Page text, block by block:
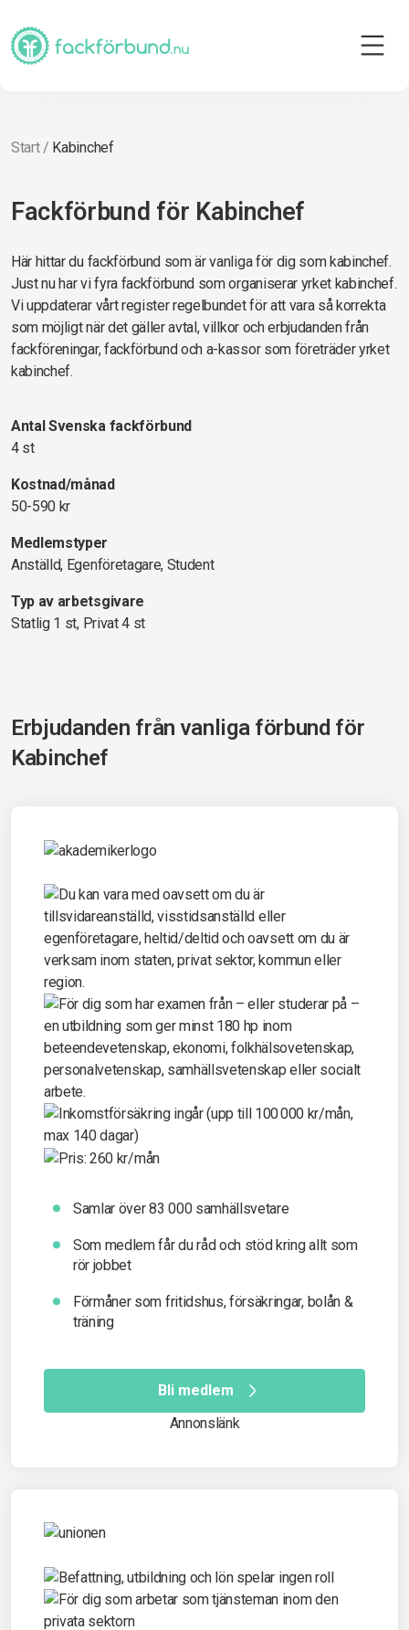
Start/ Kabinchef
Fackförbund för Kabinchef
Här hittar du fackförbund som är vanliga för dig som kabinchef.
Just nu har vi fyra fackförbund som organiserar yrket kabinchef.
Vi uppdaterar vårt register regelbundet för att vara så korrekta
som möjligt när det gäller avtal, villkor och erbjudanden från
fackföreningar, fackförbund och a-kassor som företräder yrket
kabinchef.
Antal Svenska fackförbund
4 st
Kostnad/månad
50-590 kr
Medlemstyper
Anställd, Egenföretagare, Student
Typ av arbetsgivare
Statlig 1 st, Privat 4 st
Erbjudanden från vanliga förbund för
Kabinchef
Samlar över 83 000 samhällsvetare
Som medlem får du råd och stöd kring allt som
rör jobbet
Förmåner som fritidshus, försäkringar, bolån &
träning
Bli medlem
Annonslänk